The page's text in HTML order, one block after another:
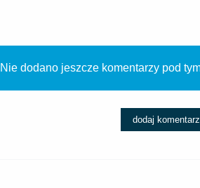
Nie dodano jeszcze komentarzy pod
dodaj komentarz